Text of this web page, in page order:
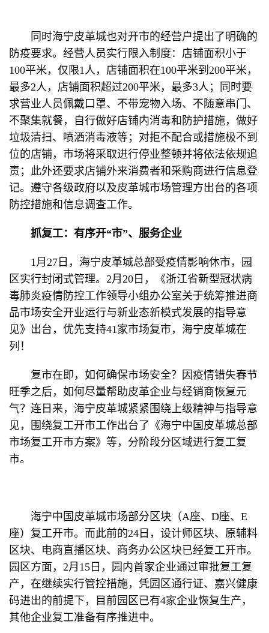
同时海宁皮革城也对开市的经营户提出了明确的
防疫要求。经营人员实行限入制度：店铺面积小于
100平米，仅限1人，店铺面积在100平米到200平米，
最多2人，店铺面积超过200平米，最多3人；同时要
求营业人员佩戴口罩、不带宠物入场、不随意串门、
不聚集就餐，自行做好店铺内消毒和防护措施，做好
垃圾清扫、喷洒消毒液等；对拒不配合或措施极不到
位的店铺，市场将采取进行停业整顿并将依法依规追
责；此外还要求店铺外来消费者和采购商进行信息登
记。遵守各级政府以及皮革城市场管理方出台的各项
防控措施和信息调查工作。
抓复工：有序开“市”、服务企业
1月27日，海宁皮革城总部受疫情影响休市，园
区实行封闭式管理。2月20日，《浙江省新型冠状病
毒肺炎疫情防控工作领导小组办公室关于统筹推进商
品市场安全开业运行与新业态新模式发展的指导意
见》出台，优先支持41家市场复市，海宁皮革城在
列！
复市在即，如何确保市场安全？因疫情错失春节
旺季之后，如何尽量帮助皮革企业与经销商恢复元
气？连日来，海宁皮革城紧紧围绕上级精神与指导意
见，围绕复工开市工作出台了《海宁中国皮革城总部
市场复工开市方案》等，分阶段分区域进行复工复
市。
海宁中国皮革城市场部分区块（A座、D座、E
座）复工开市。而此前的24日，设计师区块、原辅料
区块、电商直播区块、商务办公区块已经复工开市。
园区方面，2月15日，园内首家企业通过审批复工复
产，在继续实行管控措施，凭园区通行证、嘉兴健康
码进出的前提下，目前园区已有4家企业恢复生产，
其他企业复工准备有序推进中。